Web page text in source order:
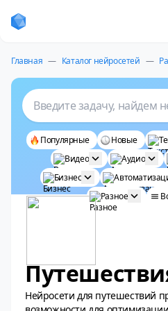
Главная — Каталог нейросетей —
Введите задачу, найдем
Популярные Новые
Видео
Аудио
Бизнес
Разное
Нейросети для путешествий